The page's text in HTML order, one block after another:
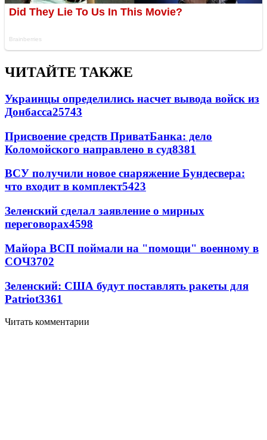
ЧИТАЙТЕ ТАКЖЕ
Украинцы определились насчет вывода войск из
Донбасса25743
Присвоение средств ПриватБанка: дело
Коломойского направлено в суд8381
ВСУ получили новое снаряжение Бундесвера:
что входит в комплект5423
Зеленский сделал заявление о мирных
переговорах4598
Майора ВСП поймали на "помощи" военному в
СОЧ3702
Зеленский: США будут поставлять ракеты для
Patriot3361
Читать комментарии